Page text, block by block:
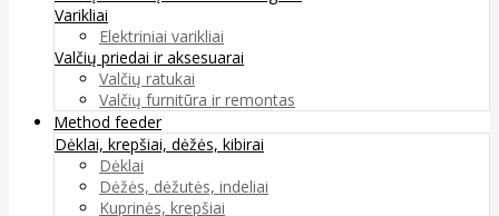
Varikliai
Elektriniai varikliai
Valčių priedai ir aksesuarai
Valčių ratukai
Valčių furnitūra ir remontas
Method feeder
Dėklai, krepšiai, dėžės, kibirai
Dėklai
Dėžės, dėžutės, indeliai
Kuprinės, krepšiai